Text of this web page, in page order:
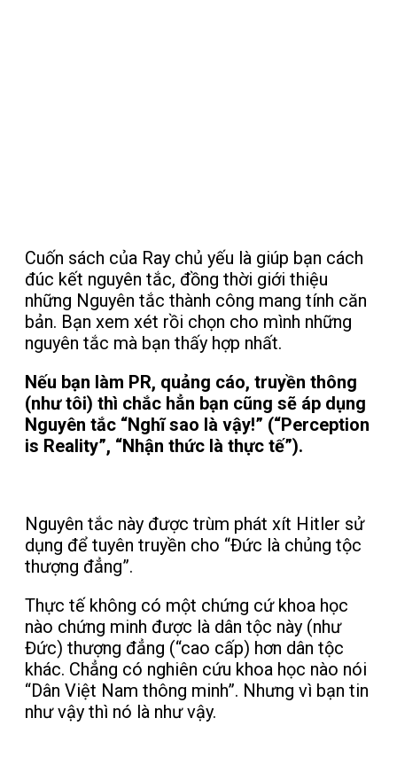
Cuốn sách của Ray chủ yếu là giúp bạn cách
đúc kết nguyên tắc, đồng thời giới thiệu
những Nguyên tắc thành công mang tính căn
bản. Bạn xem xét rồi chọn cho mình những
nguyên tắc mà bạn thấy hợp nhất.
Nếu bạn làm PR, quảng cáo, truyền thông
(như tôi) thì chắc hẳn bạn cũng sẽ áp dụng
Nguyên tắc “Nghĩ sao là vậy!” (“Perception
is Reality”, “Nhận thức là thực tế”).
Nguyên tắc này được trùm phát xít Hitler sử
dụng để tuyên truyền cho “Đức là chủng tộc
thượng đẳng”.
Thực tế không có một chứng cứ khoa học
nào chứng minh được là dân tộc này (như
Đức) thượng đẳng (“cao cấp) hơn dân tộc
khác. Chẳng có nghiên cứu khoa học nào nói
“Dân Việt Nam thông minh”. Nhưng vì bạn tin
như vậy thì nó là như vậy.